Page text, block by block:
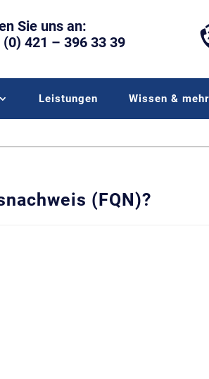
Sie uns an:
(0) 421 – 396 33 39
Leistungen Wissen & mehr
(FQN)?